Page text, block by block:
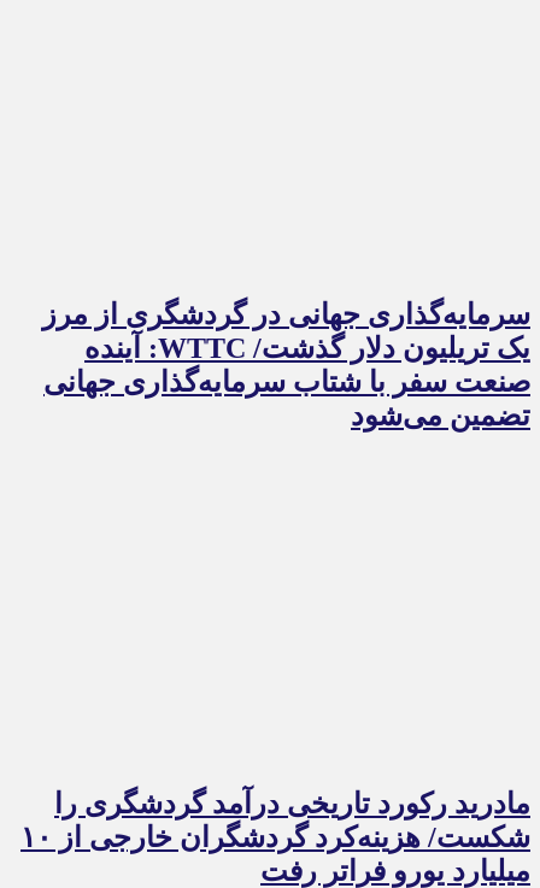
سرمایه‌گذاری جهانی در گردشگری از مرز
یک تریلیون دلار گذشت/ WTTC: آینده
صنعت سفر با شتاب سرمایه‌گذاری جهانی
تضمین می‌شود
مادرید رکورد تاریخی درآمد گردشگری را
شکست/ هزینه‌کرد گردشگران خارجی از ۱۰
میلیارد یورو فراتر رفت